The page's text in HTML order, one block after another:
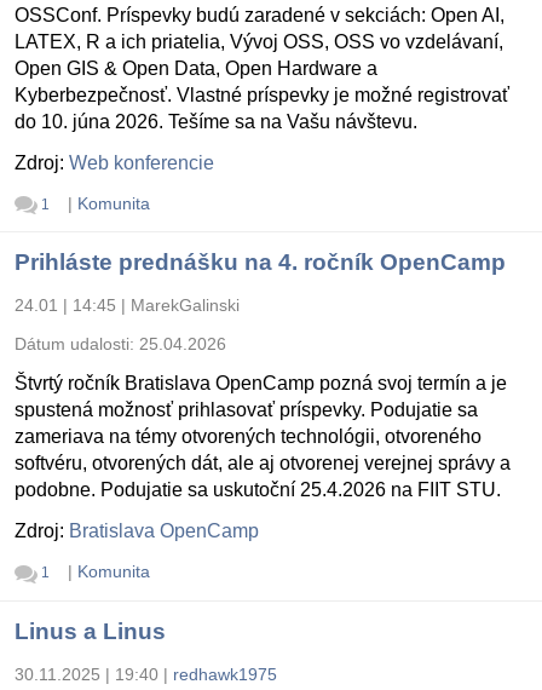
OSSConf. Príspevky budú zaradené v sekciách: Open AI,
LATEX, R a ich priatelia, Vývoj OSS, OSS vo vzdelávaní,
Open GIS & Open Data, Open Hardware a
Kyberbezpečnosť. Vlastné príspevky je možné registrovať
do 10. júna 2026. Tešíme sa na Vašu návštevu.
Zdroj: Web konferencie
1 | Komunita
Prihláste prednášku na 4. ročník OpenCamp
24.01 | 14:45 | MarekGalinski
Dátum udalosti: 25.04.2026
Štvrtý ročník Bratislava OpenCamp pozná svoj termín a je
spustená možnosť prihlasovať príspevky. Podujatie sa
zameriava na témy otvorených technológii, otvoreného
softvéru, otvorených dát, ale aj otvorenej verejnej správy a
podobne. Podujatie sa uskutoční 25.4.2026 na FIIT STU.
Zdroj: Bratislava OpenCamp
1 | Komunita
Linus a Linus
30.11.2025 | 19:40 | redhawk1975